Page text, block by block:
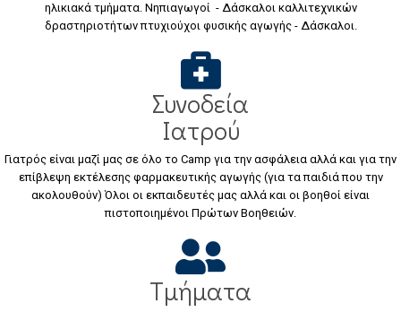
ηλικιακά τμήματα. Νηπιαγωγοί - Δάσκαλοι καλλιτεχνικών
δραστηριοτήτων πτυχιούχοι φυσικής αγωγής - Δάσκαλοι.
Συνοδεία
Ιατρού
Γιατρός είναι μαζί μας σε όλο το Camp για την ασφάλεια αλλά και για την
επίβλεψη εκτέλεσης φαρμακευτικής αγωγής (για τα παιδιά που την
ακολουθούν) Όλοι οι εκπαιδευτές μας αλλά και οι βοηθοί είναι
πιστοποιημένοι Πρώτων Βοηθειών.
Τμήματα